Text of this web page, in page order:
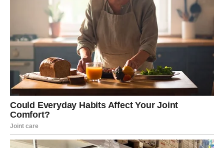
Finansijski, ovo je period pametnih poteza. Nije vreme za
rizične odluke, već za planiranje, dogovore i dugoročne
ciljeve. Novac koji dolazi sada ima karmički pečat – dolazi
kao rezultat rada, a ne slučajnosti. I upravo zato donosi
osećaj sigurnosti.
Najvažnije je dane potcenjuješ sebe. Sledeća nedelja
traži da staneš iza svog znanja, iskustva i vrednosti. Ako
nešto tražiš – traži bez griže savesti. Karma ti sada čuva
leđa.